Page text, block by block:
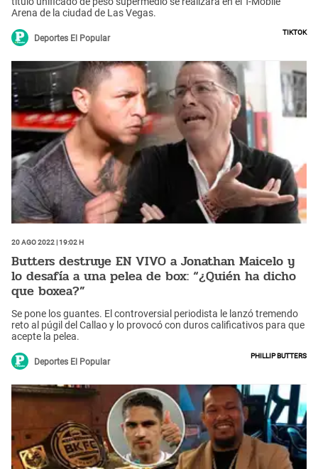
Arena de la ciudad de Las Vegas.
Deportes El Popular
TikTok
20 Ago 2022 | 19:02 h
Butters destruye EN VIVO a Jonathan Maicelo y
lo desafía a una pelea de box: “¿Quién ha dicho
que boxea?”
Se pone los guantes. El controversial periodista le lanzó tremendo
reto al púgil del Callao y lo provocó con duros calificativos para que
acepte la pelea.
Deportes El Popular
Phillip Butters